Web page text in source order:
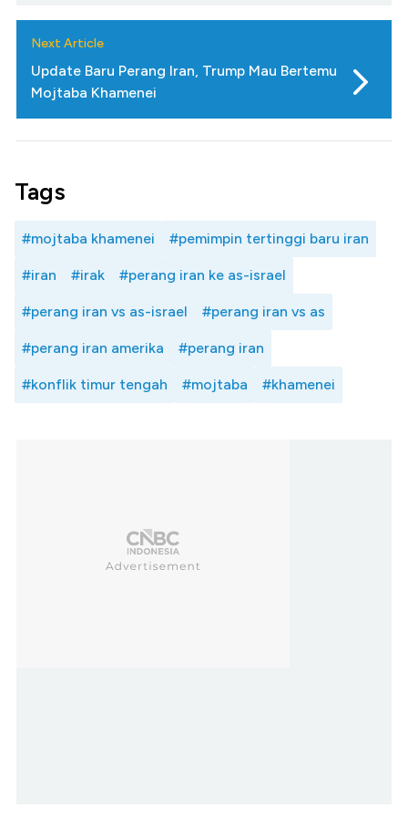
Next Article
Update Baru Perang Iran, Trump Mau Bertemu
Mojtaba Khamenei
Tags
#mojtaba khamenei #pemimpin tertinggi baru iran
#iran #irak #perang iran ke as-israel
#perang iran vs as-israel #perang iran vs as
#perang iran amerika #perang iran
#konflik timur tengah #mojtaba #khamenei